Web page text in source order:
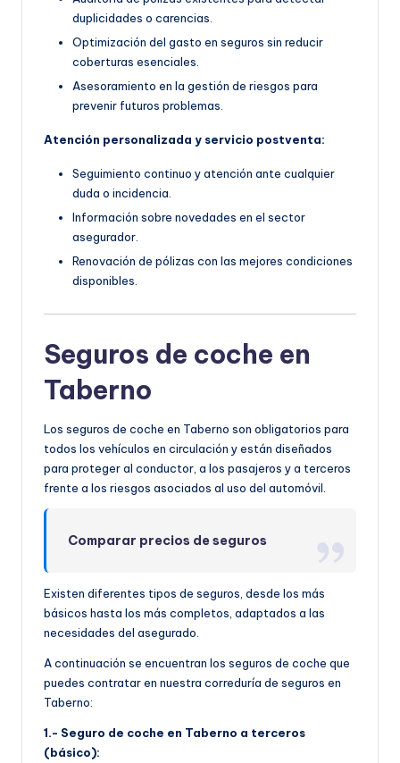
duplicidades o carencias.
Optimización del gasto en seguros sin reducir
coberturas esenciales.
Asesoramiento en la gestión de riesgos para
prevenir futuros problemas.
Atención personalizada y servicio postventa:
Seguimiento continuo y atención ante cualquier
duda o incidencia.
Información sobre novedades en el sector
asegurador.
Renovación de pólizas con las mejores condiciones
disponibles.
Seguros de coche en
Taberno
Los seguros de coche en Taberno son obligatorios para
todos los vehículos en circulación y están diseñados
para proteger al conductor, a los pasajeros y a terceros
frente a los riesgos asociados al uso del automóvil.
Comparar precios de seguros
Existen diferentes tipos de seguros, desde los más
básicos hasta los más completos, adaptados a las
necesidades del asegurado.
A continuación se encuentran los seguros de coche que
puedes contratar en nuestra correduría de seguros en
Taberno:
1.- Seguro de coche en Taberno a terceros
(básico):